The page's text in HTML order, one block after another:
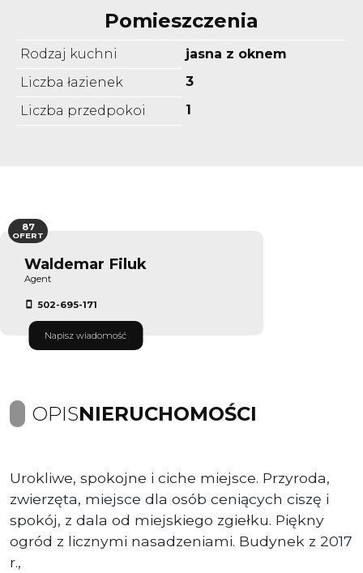
Pomieszczenia
Rodzaj kuchni
jasna z oknem
Liczba łazienek
3
Liczba przedpokoi
1
Waldemar Filuk
Agent
502-695-171
Napisz wiadomość
87
OFERT
OPISNIERUCHOMOŚCI
Urokliwe, spokojne i ciche miejsce. Przyroda,
zwierzęta, miejsce dla osób ceniących ciszę i
spokój, z dala od miejskiego zgiełku. Piękny
ogród z licznymi nasadzeniami. Budynek z 2017
r.,